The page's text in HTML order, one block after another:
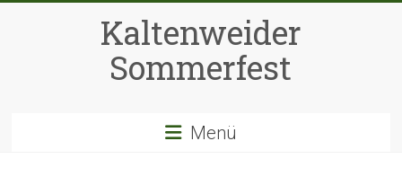
Kaltenweider
Sommerfest
Menü